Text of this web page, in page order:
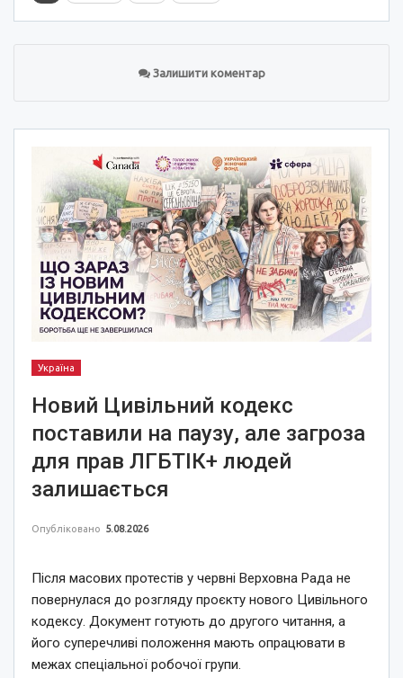
Залишити коментар
Україна
Новий Цивільний кодекс
поставили на паузу, але загроза
для прав ЛГБТІК+ людей
залишається
Опубліковано 5.08.2026
Після масових протестів у червні Верховна Рада не
повернулася до розгляду проєкту нового Цивільного
кодексу. Документ готують до другого читання, а
його суперечливі положення мають опрацювати в
межах спеціальної робочої групи.